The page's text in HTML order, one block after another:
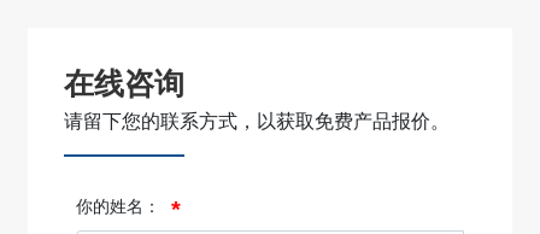
在线咨询
请留下您的联系方式，以获取免费产品报价。
你的姓名：